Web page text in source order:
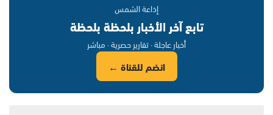
إذاعة الشمس
تابع آخر الأخبار بلحظة بلحظة
أخبار عاجلة · تقارير حصرية · مباشر
انضم للقناة ←